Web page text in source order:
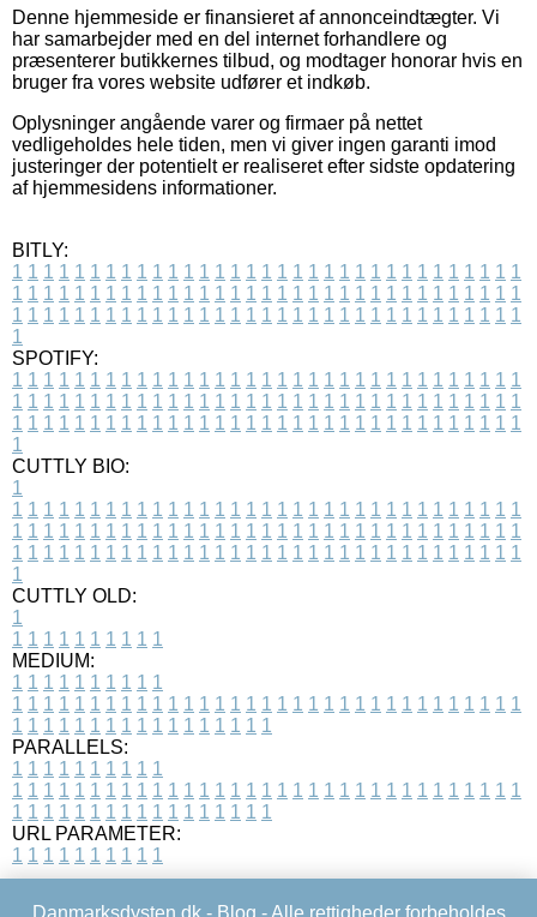
Denne hjemmeside er finansieret af annonceindtægter. Vi
har samarbejder med en del internet forhandlere og
præsenterer butikkernes tilbud, og modtager honorar hvis en
bruger fra vores website udfører et indkøb.
Oplysninger angående varer og firmaer på nettet
vedligeholdes hele tiden, men vi giver ingen garanti imod
justeringer der potentielt er realiseret efter sidste opdatering
af hjemmesidens informationer.
BITLY:
1 1 1 1 1 1 1 1 1 1 1 1 1 1 1 1 1 1 1 1 1 1 1 1 1 1 1 1 1 1 1 1 1
1 1 1 1 1 1 1 1 1 1 1 1 1 1 1 1 1 1 1 1 1 1 1 1 1 1 1 1 1 1 1 1 1
1 1 1 1 1 1 1 1 1 1 1 1 1 1 1 1 1 1 1 1 1 1 1 1 1 1 1 1 1 1 1 1 1
1
SPOTIFY:
1 1 1 1 1 1 1 1 1 1 1 1 1 1 1 1 1 1 1 1 1 1 1 1 1 1 1 1 1 1 1 1 1
1 1 1 1 1 1 1 1 1 1 1 1 1 1 1 1 1 1 1 1 1 1 1 1 1 1 1 1 1 1 1 1 1
1 1 1 1 1 1 1 1 1 1 1 1 1 1 1 1 1 1 1 1 1 1 1 1 1 1 1 1 1 1 1 1 1
1
CUTTLY BIO:
1
1 1 1 1 1 1 1 1 1 1 1 1 1 1 1 1 1 1 1 1 1 1 1 1 1 1 1 1 1 1 1 1 1
1 1 1 1 1 1 1 1 1 1 1 1 1 1 1 1 1 1 1 1 1 1 1 1 1 1 1 1 1 1 1 1 1
1 1 1 1 1 1 1 1 1 1 1 1 1 1 1 1 1 1 1 1 1 1 1 1 1 1 1 1 1 1 1 1 1
1
CUTTLY OLD:
1
1 1 1 1 1 1 1 1 1 1
MEDIUM:
1 1 1 1 1 1 1 1 1 1
1 1 1 1 1 1 1 1 1 1 1 1 1 1 1 1 1 1 1 1 1 1 1 1 1 1 1 1 1 1 1 1 1
1 1 1 1 1 1 1 1 1 1 1 1 1 1 1 1 1
PARALLELS:
1 1 1 1 1 1 1 1 1 1
1 1 1 1 1 1 1 1 1 1 1 1 1 1 1 1 1 1 1 1 1 1 1 1 1 1 1 1 1 1 1 1 1
1 1 1 1 1 1 1 1 1 1 1 1 1 1 1 1 1
URL PARAMETER:
1 1 1 1 1 1 1 1 1 1